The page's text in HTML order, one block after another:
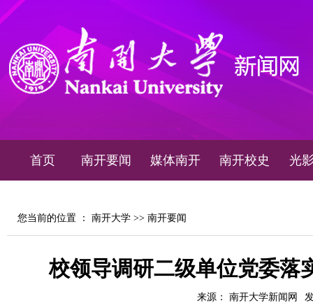
首页 南开要闻 媒体南开 南开校史 光
您当前的位置 ： 南开大学 >> 南开要闻
校领导调研二级单位党委落
来源： 南开大学新闻网